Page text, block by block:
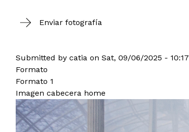
Enviar fotografía
Submitted by catia on Sat, 09/06/2025 - 10:17
Formato
Formato 1
Imagen cabecera home